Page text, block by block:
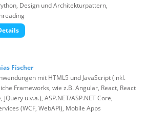
Design und Architekturpattern,
Fischer
mit HTML5 und JavaScript (inkl.
Frameworks, wie z.B. Angular, React, React
jQuery u.v.a.), ASP.NET/ASP.NET Core,
(WCF, WebAPI), Mobile Apps